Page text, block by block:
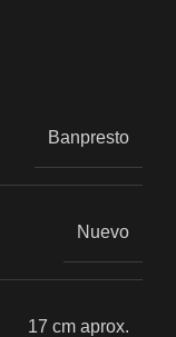
Banpresto
Nuevo
17 cm aprox.